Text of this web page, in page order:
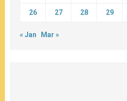
26 27 28 29
« Jan Mar »